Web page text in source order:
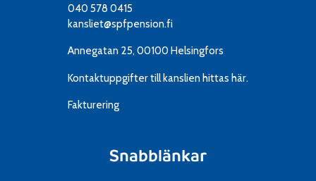
040 578 0415
kansliet@spfpension.fi
Annegatan 25, 00100 Helsingfors
Kontaktuppgifter till kanslienhittas här.
Fakturering
Snabblänkar